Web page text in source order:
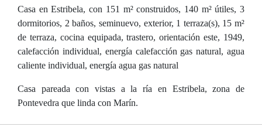
Casa en Estribela, con 151 m² construidos, 140 m² útiles, 3
dormitorios, 2 baños, seminuevo, exterior, 1 terraza(s), 15 m²
de terraza, cocina equipada, trastero, orientación este, 1949,
calefacción individual, energía calefacción gas natural, agua
caliente individual, energía agua gas natural
Casa pareada con vistas a la ría en Estribela, zona de
Pontevedra que linda con Marín.